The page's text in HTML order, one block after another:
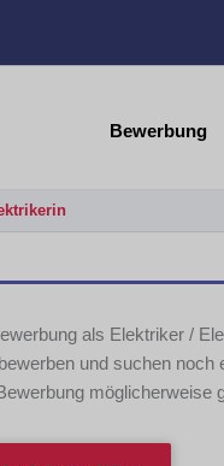
Bewerbung
als Elektriker /
bewerben und suchen noch
möglicherweise